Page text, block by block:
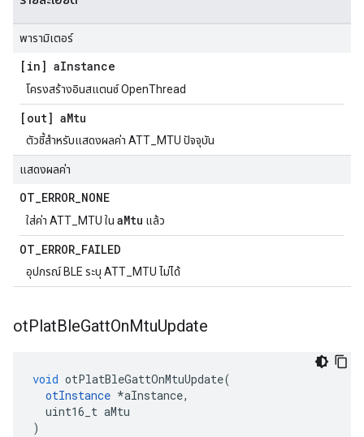
พารามิเตอร์
[in] aInstance
โครงสร้างอินสแตนซ์ OpenThread
[out] aMtu
ตัวชี้สำหรับแสดงผลค่า ATT_MTU ปัจจุบัน
แสดงผลค่า
OT_ERROR_NONE
ใส่ค่า ATT_MTU ใน aMtu แล้ว
OT_ERROR_FAILED
อุปกรณ์ BLE ระบุ ATT_MTU ไม่ได้
otPlatBleGattOnMtuUpdate
void otPlatBleGattOnMtuUpdate(
otInstance *aInstance,
uint16_t aMtu
)